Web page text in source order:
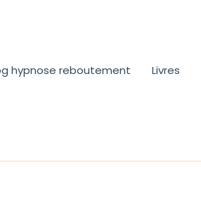
hypnose reboutement Livres